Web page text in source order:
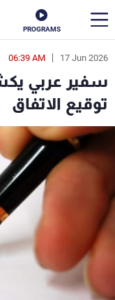
PROGRAMS
17 Jun 2026
06:39 AM
سفير عربي
توقيع الاتفاق
en
الأخبار
سياسة
إقتصاد
كأس العالم
البرامج